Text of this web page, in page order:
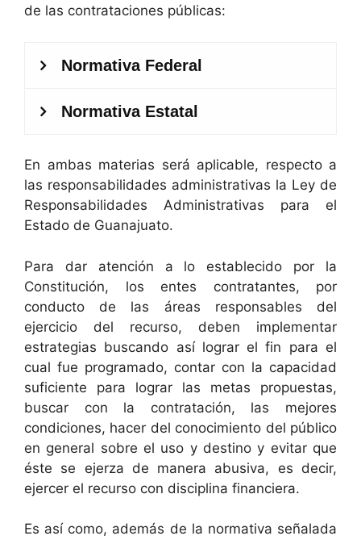
de las contrataciones públicas:
En ambas materias será aplicable, respecto a
las responsabilidades administrativas la Ley de
Responsabilidades Administrativas para el
Estado de Guanajuato.
Para dar atención a lo establecido por la
Constitución, los entes contratantes, por
conducto de las áreas responsables del
ejercicio del recurso, deben implementar
estrategias buscando así lograr el fin para el
cual fue programado, contar con la capacidad
suficiente para lograr las metas propuestas,
buscar con la contratación, las mejores
condiciones, hacer del conocimiento del público
en general sobre el uso y destino y evitar que
éste se ejerza de manera abusiva, es decir,
ejercer el recurso con disciplina financiera.
Es así como, además de la normativa señalada